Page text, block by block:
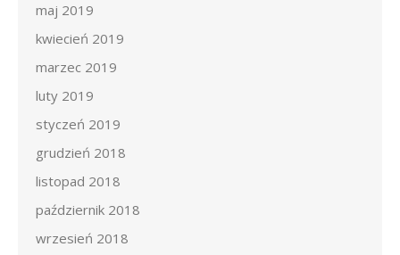
maj 2019
kwiecień 2019
marzec 2019
luty 2019
styczeń 2019
grudzień 2018
listopad 2018
październik 2018
wrzesień 2018